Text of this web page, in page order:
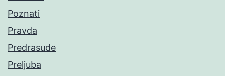
Poznati
Pravda
Predrasude
Preljuba